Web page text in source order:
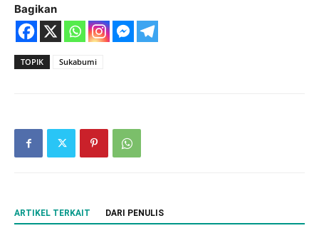
Bagikan
TOPIK Sukabumi
ARTIKEL TERKAIT DARI PENULIS